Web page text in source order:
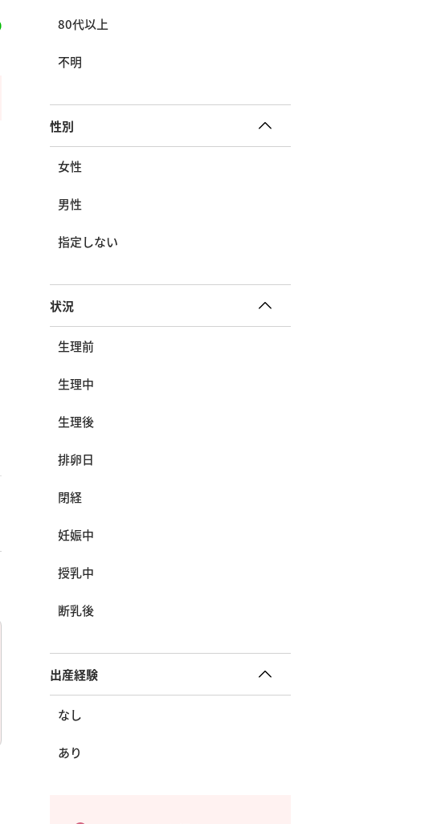
80代以上
不明
性別
女性
男性
指定しない
状況
生理前
生理中
生理後
排卵日
閉経
妊娠中
授乳中
断乳後
出産経験
なし
あり